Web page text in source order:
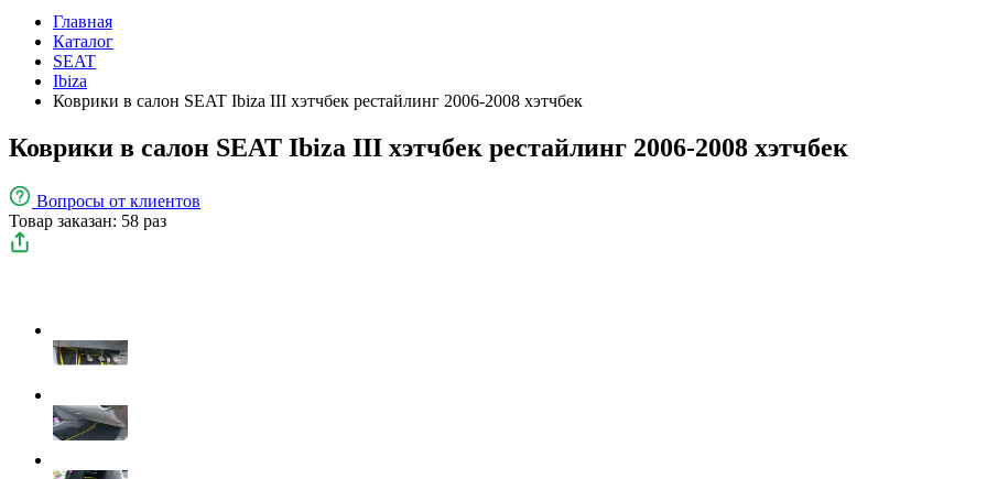
Главная
Каталог
SEAT
Ibiza
Коврики в салон SEAT Ibiza III хэтчбек рестайлинг 2006-2008 хэтчбек
Коврики в салон SEAT Ibiza III хэтчбек рестайлинг 2006-2008 хэтчбек
Вопросы от клиентов
Товар заказан: 58 раз